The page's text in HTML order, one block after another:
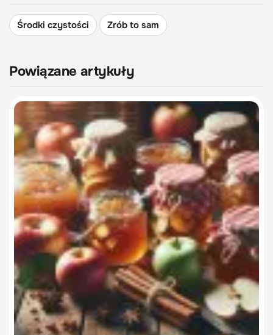
Środki czystości Zrób to sam
Powiązane artykuły